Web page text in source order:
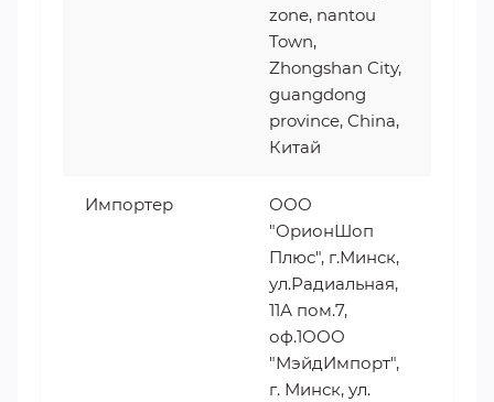
zone, nantou
Town,
Zhongshan City,
guangdong
province, China,
Китай
Импортер
ООО
"ОрионШоп
Плюс", г.Минск,
ул.Радиальная,
11А пом.7,
оф.1ООО
"МэйдИмпорт",
г. Минск, ул.